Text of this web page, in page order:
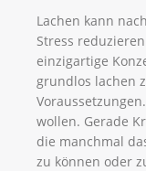
Lachen kann
Stress
einzigartige
grundlos lachen
wollen. Gerade
die manchmal
zu können oder